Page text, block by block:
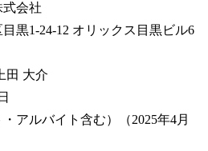
会社
黒1-24-12 オリックス目黒ビル6
田 大介
アルバイト含む）（2025年4月